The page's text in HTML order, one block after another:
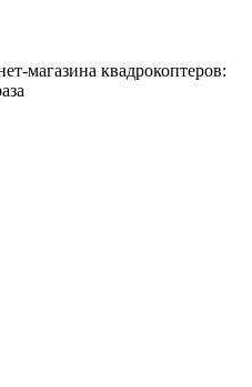
магазина квадрокоптеров: